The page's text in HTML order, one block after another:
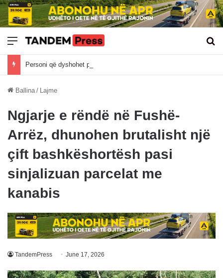
Meny
Ballina / Lajme
Ngjarje e rëndë në Fushë-
Arrëz, dhunohen brutalisht një
çift bashkëshortësh pasi
sinjalizuan parcelat me
kanabis
TandemPress June 17, 2026